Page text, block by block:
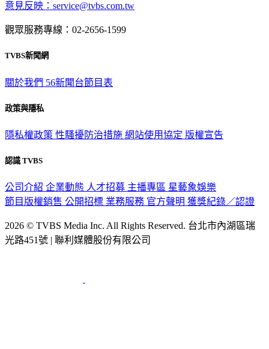
意見反映：service@tvbs.com.tw
觀眾服務專線：02-2656-1599
TVBS新聞網
關於我們 56新聞台節目表
政策與隱私
隱私權政策 性騷擾防治措施 網站使用協定 版權宣告
認識 TVBS
公司介紹 企業動態 人才招募 主播專區 星藝象娛樂
節目版權銷售 公開招標 業務服務 官方聲明 獲獎紀錄／認證
2026 © TVBS Media Inc. All Rights Reserved. 台北市內湖區瑞
光路451號 | 聯利媒體股份有限公司